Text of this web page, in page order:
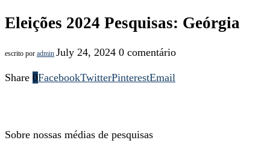
Eleições 2024 Pesquisas: Geórgia
escrito por admin July 24, 2024 0 comentário
Share 0FacebookTwitterPinterestEmail
Sobre nossas médias de pesquisas